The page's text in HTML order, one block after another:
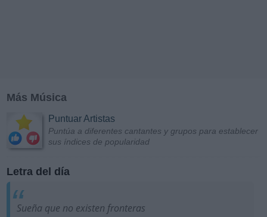
Más Música
Puntuar Artistas
Puntúa a diferentes cantantes y grupos para establecer
sus índices de popularidad
Letra del día
Sueña que no existen fronteras